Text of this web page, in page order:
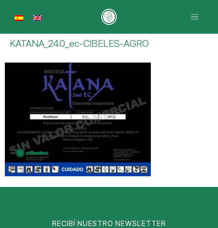
KATANA_240_ec-CIBELES-AGRO
RECIBÍ NUESTRO NEWSLETTER